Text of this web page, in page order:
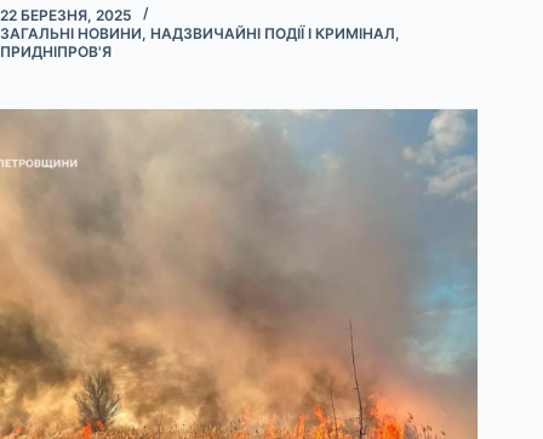
22 БЕРЕЗНЯ, 2025
ЗАГАЛЬНІ НОВИНИ, НАДЗВИЧАЙНІ ПОДІЇ І КРИМІНАЛ,
ПРИДНІПРОВ'Я